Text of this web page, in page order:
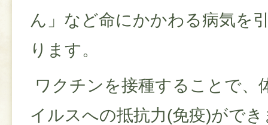
ん」など命にかかわる病気を
ります。
ワクチンを接種することで、
イルスへの抵抗力(免疫)がで